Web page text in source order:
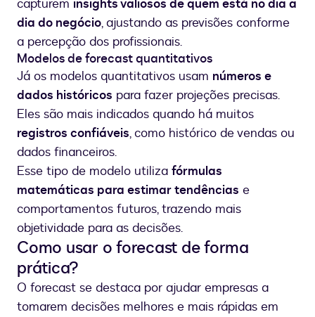
capturem insights valiosos de quem está no dia a
dia do negócio, ajustando as previsões conforme
a percepção dos profissionais.
Modelos de forecast quantitativos
Já os modelos quantitativos usam números e
dados históricos para fazer projeções precisas.
Eles são mais indicados quando há muitos
registros confiáveis, como histórico de vendas ou
dados financeiros.
Esse tipo de modelo utiliza fórmulas
matemáticas para estimar tendências e
comportamentos futuros, trazendo mais
objetividade para as decisões.
Como usar o forecast de forma
prática?
O forecast se destaca por ajudar empresas a
tomarem decisões melhores e mais rápidas em